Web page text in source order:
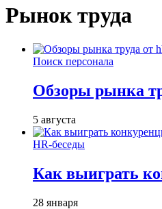
Рынок труда
Поиск персонала
Обзоры рынка
5 августа
HR-беседы
Как выиграть
28 января